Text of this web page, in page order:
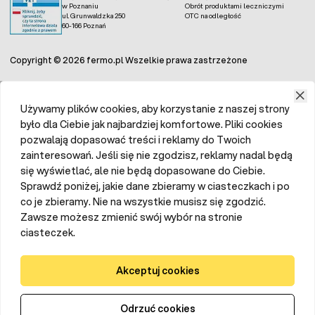
wirusów, bakterii i grzybów w budynkach
inwentarskich. Proszek do dezynfekcji kurnika
ogranicza dodatkowo ilość pasożytów i poprawia
Maty dezynfekcyjne– popularne w stosowaniu
na fermach drobiu, trzody, chlewnej, oborach,
materiałów, po nasączeniu dezynfekantem
skutecznie eliminują wirusy, bakterie i grzyby w
ruchu pieszym i kołowym. W sytuacji zagrożenia
ptasia grypą oraz ASF zabezpieczają zwierzęta
przed rozprzestrzenianiem się chorób zakaźnych,
które mogłyby zagrozić całemu stadu.
Brama dezynfekcyjna bioasekuracyjnato
wymóg na fermach drobiu, trzody chlewnej w
zakładach przemysłu spożywczego i
dezynfekcje pojazdów, które wjeżdżają na teren
gospodarstw czy Fermy drobiu, eliminując ryzyko
przedostania się drobnoustrojów
w Poznaniu
ul. Grunwaldzka 250
60-166 Poznań
Obrót produktami leczniczymi
OTC na odległość
Copyright © 2026 fermo.pl Wszelkie prawa zastrzeżone
Używamy plików cookies, aby korzystanie z naszej strony
było dla Ciebie jak najbardziej komfortowe. Pliki cookies
pozwalają dopasować treści i reklamy do Twoich
zainteresowań. Jeśli się nie zgodzisz, reklamy nadal będą
się wyświetlać, ale nie będą dopasowane do Ciebie.
Sprawdź poniżej, jakie dane zbieramy w ciasteczkach i po
co je zbieramy. Nie na wszystkie musisz się zgodzić.
Zawsze możesz zmienić swój wybór na stronie
ciasteczek.
Akceptuj cookies
Odrzuć cookies